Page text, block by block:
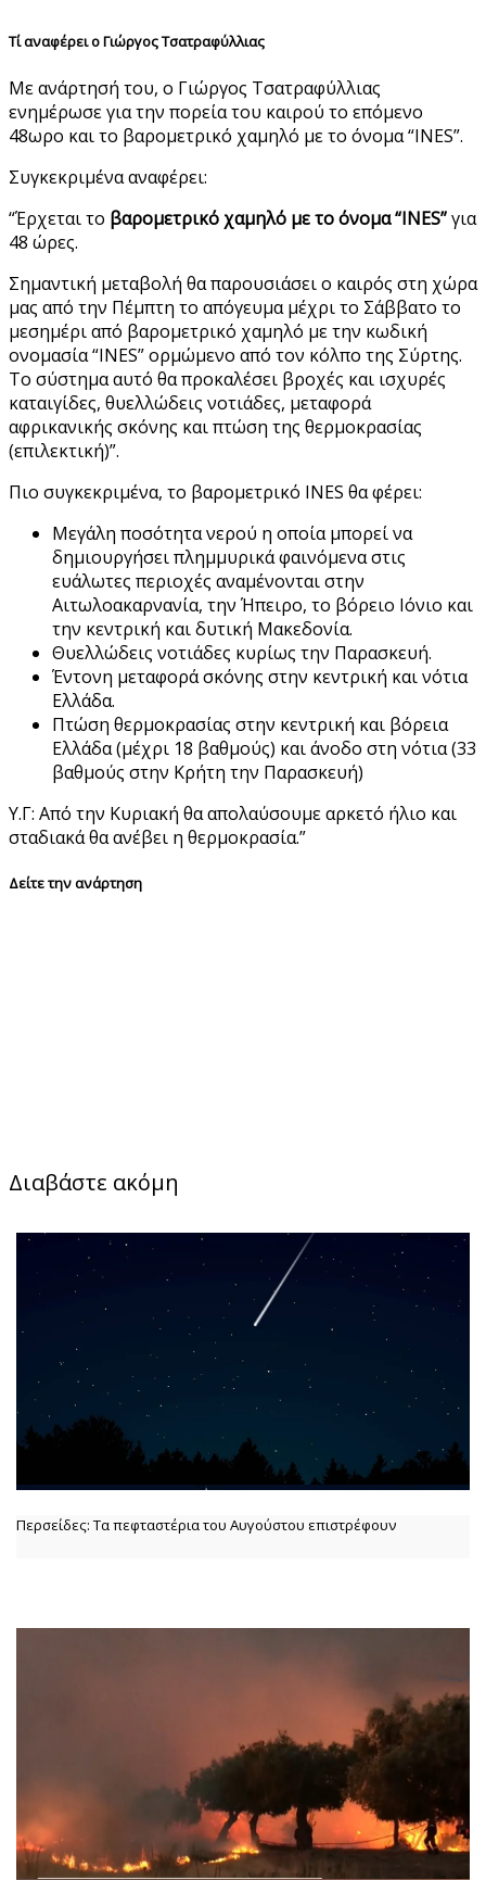
Τί αναφέρει ο Γιώργος Τσατραφύλλιας
Με ανάρτησή του, ο Γιώργος Τσατραφύλλιας
ενημέρωσε για την πορεία του καιρού το επόμενο
48ωρο και το βαρομετρικό χαμηλό με το όνομα “INES”.
Συγκεκριμένα αναφέρει:
“Έρχεται το βαρομετρικό χαμηλό με το όνομα “INES”για
48 ώρες.
Σημαντική μεταβολή θα παρουσιάσει ο καιρός στη χώρα
μας από την Πέμπτη το απόγευμα μέχρι το Σάββατο το
μεσημέρι από βαρομετρικό χαμηλό με την κωδική
ονομασία “INES” ορμώμενο από τον κόλπο της Σύρτης.
Το σύστημα αυτό θα προκαλέσει βροχές και ισχυρές
καταιγίδες, θυελλώδεις νοτιάδες, μεταφορά
αφρικανικής σκόνης και πτώση της θερμοκρασίας
(επιλεκτική)”.
Πιο συγκεκριμένα, το βαρομετρικό INES θα φέρει:
Μεγάλη ποσότητα νερού η οποία μπορεί να
δημιουργήσει πλημμυρικά φαινόμενα στις
ευάλωτες περιοχές αναμένονται στην
Αιτωλοακαρνανία, την Ήπειρο, το βόρειο Ιόνιο και
την κεντρική και δυτική Μακεδονία.
Θυελλώδεις νοτιάδες κυρίως την Παρασκευή.
Έντονη μεταφορά σκόνης στην κεντρική και νότια
Ελλάδα.
Πτώση θερμοκρασίας στην κεντρική και βόρεια
Ελλάδα (μέχρι 18 βαθμούς) και άνοδο στη νότια (33
βαθμούς στην Κρήτη την Παρασκευή)
Υ.Γ: Από την Κυριακή θα απολαύσουμε αρκετό ήλιο και
σταδιακά θα ανέβει η θερμοκρασία.”
Δείτε την ανάρτηση
Διαβάστε ακόμη
Περσείδες: Τα πεφταστέρια του Αυγούστου επιστρέφουν